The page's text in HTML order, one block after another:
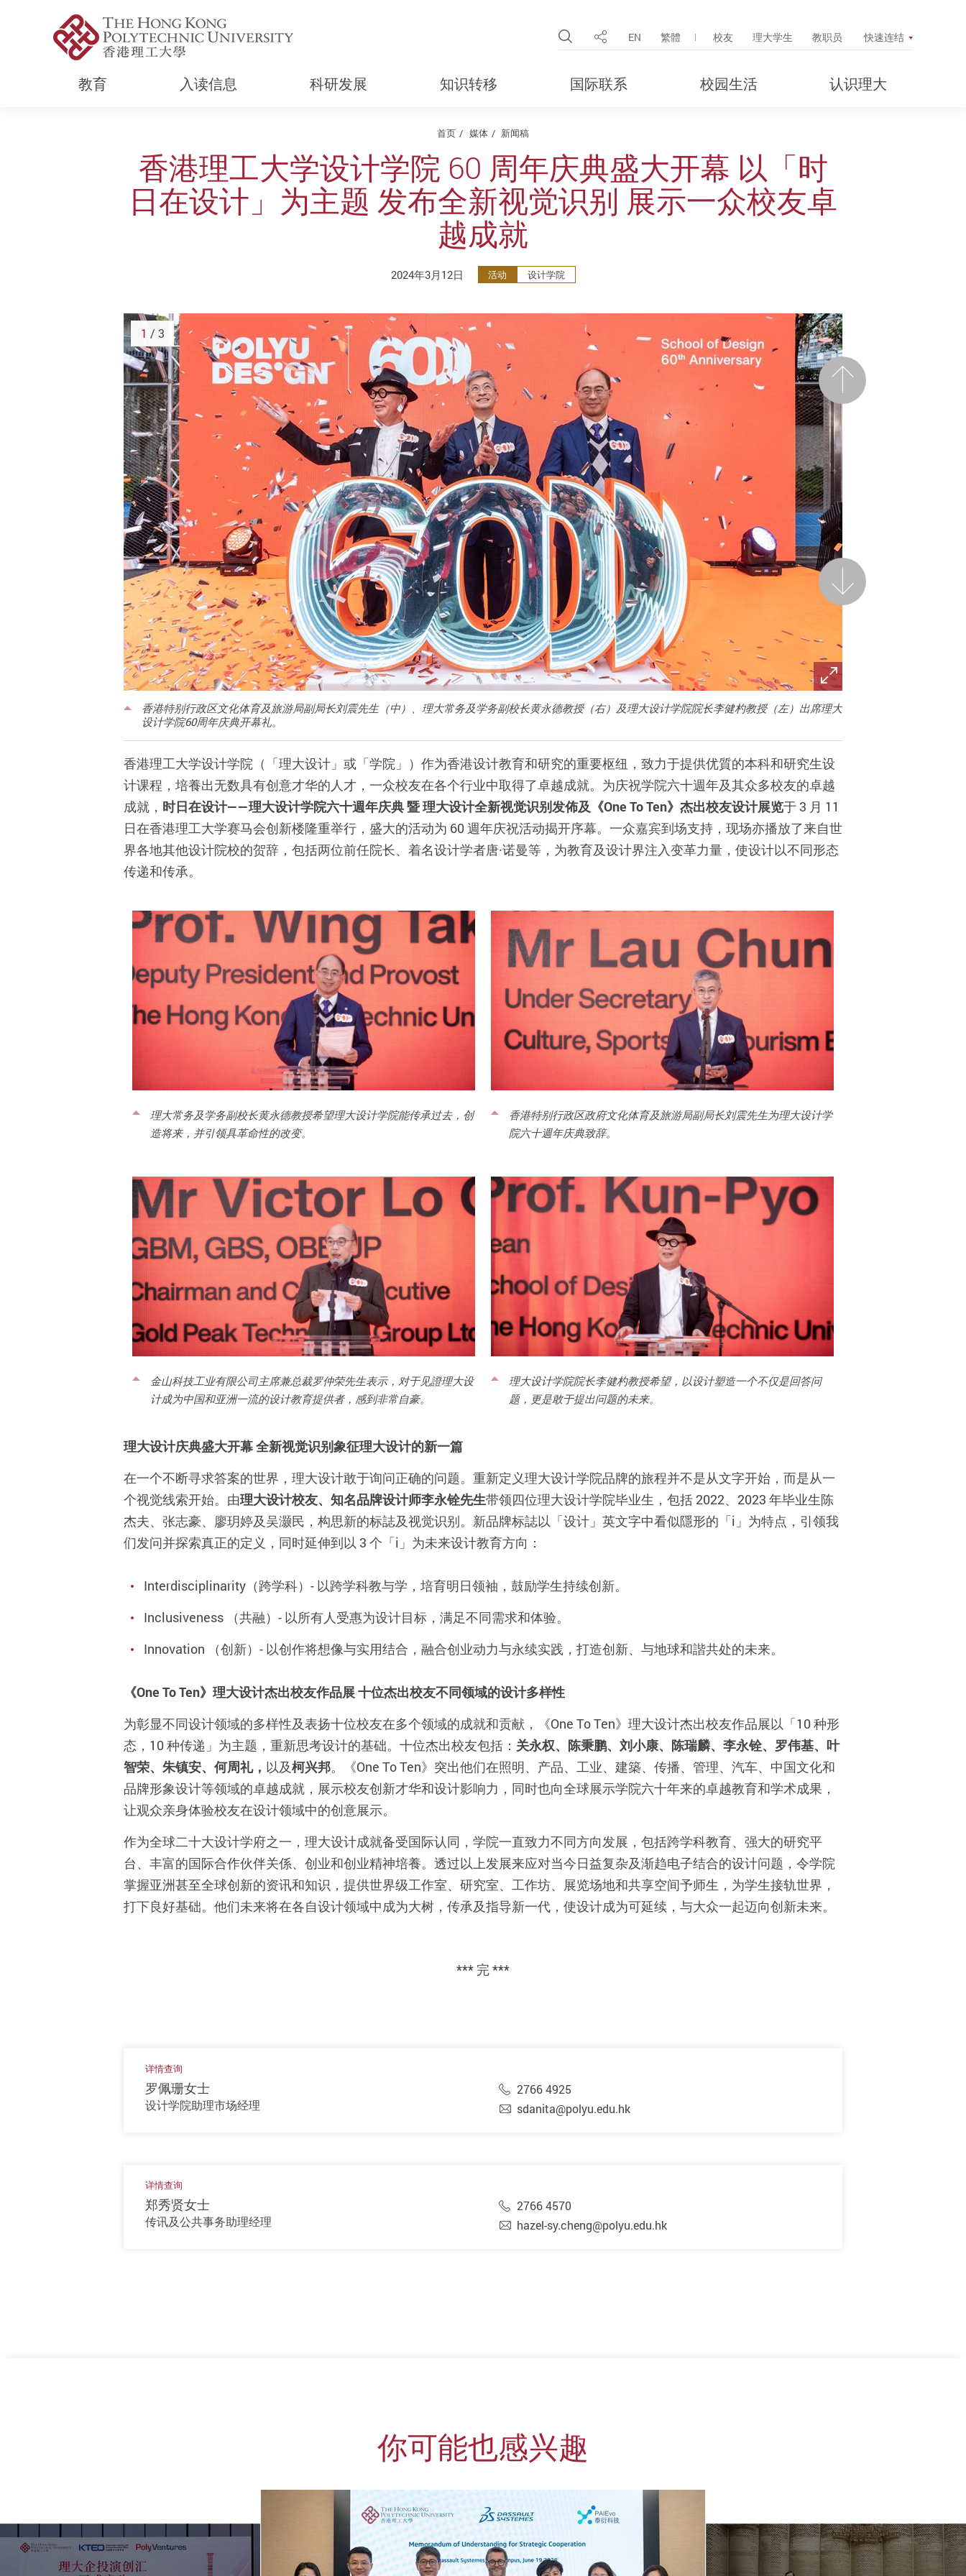
Open Site Search Popup
分享 EN 繁體 校友 理大学生 教职员 快速连结
教育 入读信息 科研发展 知识转移 国际联系 校园生活 认识理大
首页 媒体 新闻稿
香港理工大学设计学院 60 周年庆典盛大开幕 以「时
日在设计」为主题 发布全新视觉识别 展示一众校友卓
越成就
2024年3月12日 活动 设计学院
前一页
香港特别行政区文化体育及旅游局副局长刘震先生（中）、理大常务及学务副校长黄永德教授（右）及理大设计学院院长李健杓教授（左）出席理大
设计学院60周年庆典开幕礼。
后一页
1 / 3
香港理工大学设计学院（「理大设计」或「学院」）作为香港设计教育和研究的重要枢纽，致力于提供优質的本科和研究生设
计课程，培養出无数具有创意才华的人才，一众校友在各个行业中取得了卓越成就。为庆祝学院六十週年及其众多校友的卓越
成就， 时日在设计——理大设计学院六十週年庆典 暨 理大设计全新视觉识别发佈及《One To Ten》杰出校友设计展览于 3 月 11
日在香港理工大学赛马会创新楼隆重举行，盛大的活动为 60 週年庆祝活动揭开序幕。一众嘉宾到场支持，现场亦播放了来自世
界各地其他设计院校的贺辞，包括两位前任院长、着名设计学者唐·诺曼等，为教育及设计界注入变革力量，使设计以不同形态
传递和传承。
理大常务及学务副校长黄永德教授希望理大设计学院能传承过去，创
造将来，并引领具革命性的改变。
香港特别行政区政府文化体育及旅游局副局长刘震先生为理大设计学
院六十週年庆典致辞。
金山科技工业有限公司主席兼总裁罗仲荣先生表示，对于见證理大设
计成为中国和亚洲一流的设计教育提供者，感到非常自豪。
理大设计学院院长李健杓教授希望，以设计塑造一个不仅是回答问
题，更是敢于提出问题的未来。
理大设计庆典盛大开幕 全新视觉识别象征理大设计的新一篇
在一个不断寻求答案的世界，理大设计敢于询问正确的问题。重新定义理大设计学院品牌的旅程并不是从文字开始，而是从一
个视觉线索开始。由理大设计校友、知名品牌设计师李永铨先生带领四位理大设计学院毕业生，包括 2022、2023 年毕业生陈
杰夫、张志豪、廖玥婷及吴灏民，构思新的标誌及视觉识别。新品牌标誌以「设计」英文字中看似隱形的「i」为特点，引领我
们发问并探索真正的定义，同时延伸到以 3 个「i」为未来设计教育方向：
Interdisciplinarity（跨学科）- 以跨学科教与学，培育明日领袖，鼓励学生持续创新。
Inclusiveness （共融）- 以所有人受惠为设计目标，满足不同需求和体验。
Innovation （创新）- 以创作将想像与实用结合，融合创业动力与永续实践，打造创新、与地球和諧共处的未来。
《One To Ten》理大设计杰出校友作品展 十位杰出校友不同领域的设计多样性
为彰显不同设计领域的多样性及表扬十位校友在多个领域的成就和贡献，《One To Ten》理大设计杰出校友作品展以「10 种形
态，10 种传递」为主题，重新思考设计的基础。十位杰出校友包括： 关永权、陈秉鹏、刘小康、陈瑞麟、李永铨、罗伟基、叶
智荣、朱镇安、何周礼， 以及柯兴邦。《One To Ten》突出他们在照明、产品、工业、建築、传播、管理、汽车、中国文化和
品牌形象设计等领域的卓越成就，展示校友创新才华和设计影响力，同时也向全球展示学院六十年来的卓越教育和学术成果，
让观众亲身体验校友在设计领域中的创意展示。
作为全球二十大设计学府之一，理大设计成就备受国际认同，学院一直致力不同方向发展，包括跨学科教育、强大的研究平
台、丰富的国际合作伙伴关係、创业和创业精神培養。透过以上发展来应对当今日益复杂及渐趋电子结合的设计问题，令学院
掌握亚洲甚至全球创新的资讯和知识，提供世界级工作室、研究室、工作坊、展览场地和共享空间予师生，为学生接轨世界，
打下良好基础。他们未来将在各自设计领域中成为大树，传承及指导新一代，使设计成为可延续，与大众一起迈向创新未来。
*** 完 ***
详情查询
罗佩珊女士
设计学院助理市场经理
2766 4925
sdanita@polyu.edu.hk
详情查询
郑秀贤女士
传讯及公共事务助理经理
2766 4570
hazel-sy.cheng@polyu.edu.hk
你可能也感兴趣